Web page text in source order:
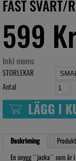
FAST SVART/
599
Inkl moms
STORLEKAR
Antal
Beskrivning
En snygg ´´jacka´´ som